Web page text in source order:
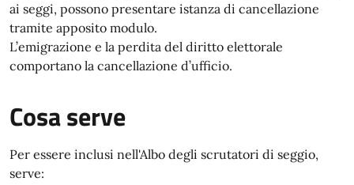
ai seggi, possono presentare istanza di cancellazione
tramite apposito modulo.
L’emigrazione e la perdita del diritto elettorale
comportano la cancellazione d’ufficio.
Cosa serve
Per essere inclusi nell'Albo degli scrutatori di seggio,
serve: